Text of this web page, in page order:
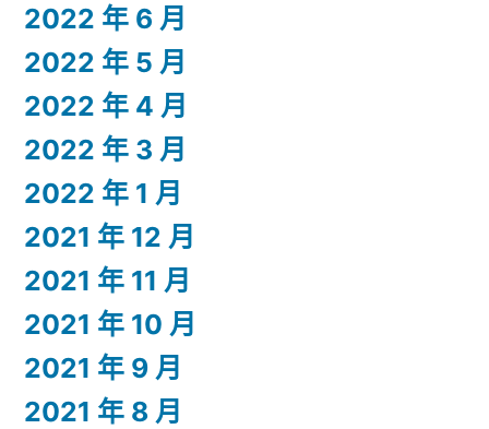
2022 年 6 月
2022 年 5 月
2022 年 4 月
2022 年 3 月
2022 年 1 月
2021 年 12 月
2021 年 11 月
2021 年 10 月
2021 年 9 月
2021 年 8 月